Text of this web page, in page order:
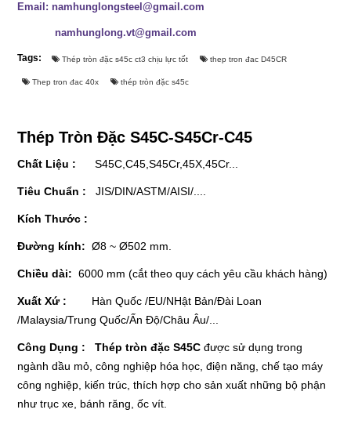
Email: namhunglongsteel@gmail.com
namhunglong.vt@gmail.com
Tags: Thép tròn đặc s45c ct3 chịu lực tốt thep tron đac D45CR
Thep tron đac 40x thép tròn đặc s45c
Thép Tròn Đặc S45C-S45Cr-C45
Chất Liệu : S45C,C45,S45Cr,45X,45Cr...
Tiêu Chuẩn : JIS/DIN/ASTM/AISI/....
Kích Thước :
Đường kính: Ø8 ~ Ø502 mm.
Chiều dài: 6000 mm (cắt theo quy cách yêu cầu khách hàng)
Xuất Xứ : Hàn Quốc /EU/NHật Bản/Đài Loan
/Malaysia/Trung Quốc/Ấn Độ/Châu Âu/...
Công Dụng : Thép tròn đặc S45C được sử dụng trong
ngành dầu mỏ, công nghiệp hóa học, điện năng, chế tạo máy
công nghiệp, kiến trúc, thích hợp cho sản xuất những bộ phận
như trục xe, bánh răng, ốc vít.
Facebook
Twitter
Youtube
HotLine
Email
namhunglongsteel@gmail.com
Gọi cho chúng tôi
Nhắn tin